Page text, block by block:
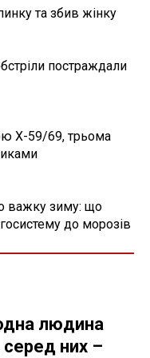
та збив жінку
постраждали
Х-59/69, трьома
важку зиму: що
до морозів
людина
серед них –